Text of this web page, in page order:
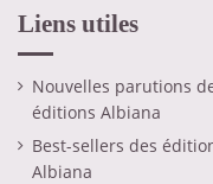
Liens utiles
Nouvelles parutions
éditions Albiana
Best-sellers des
Albiana